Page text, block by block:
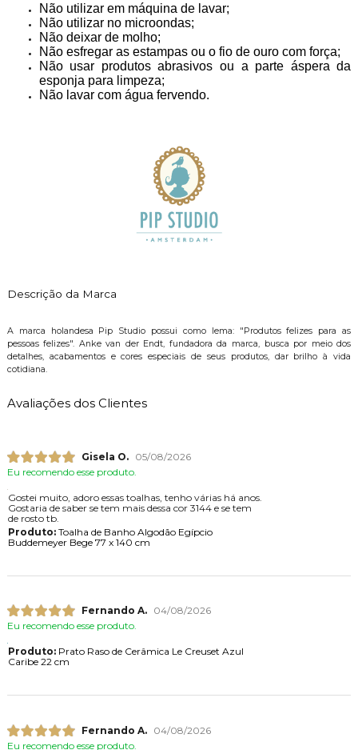
Não utilizar em máquina de lavar;
Não utilizar no microondas;
Não deixar de molho;
Não esfregar as estampas ou o fio de ouro com força;
Não usar produtos abrasivos ou a parte áspera da
esponja para limpeza;
Não lavar com água fervendo.
Descrição da Marca
A marca holandesa Pip Studio possui como lema: "Produtos felizes para as
pessoas felizes". Anke van der Endt, fundadora da marca, busca por meio dos
detalhes, acabamentos e cores especiais de seus produtos, dar brilho à vida
cotidiana.
Avaliações dos Clientes
Gisela O.
05/08/2026
Eu recomendo esse produto.
Gostei muito, adoro essas toalhas, tenho várias há anos.
Gostaria de saber se tem mais dessa cor 3144 e se tem
de rosto tb.
Produto:Toalha de Banho Algodão Egípcio
Buddemeyer Bege 77 x 140 cm
Fernando A.
04/08/2026
Eu recomendo esse produto.
Produto:Prato Raso de Cerâmica Le Creuset Azul
Caribe 22 cm
Fernando A.
04/08/2026
Eu recomendo esse produto.